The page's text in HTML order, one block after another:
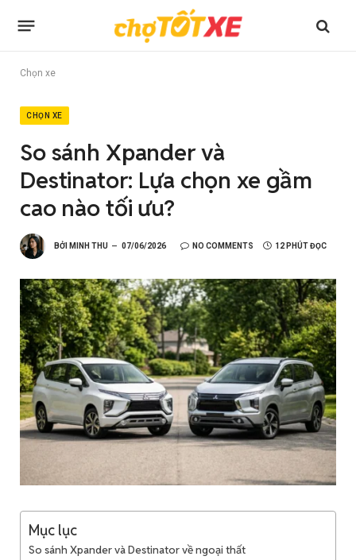
Chọn xe
CHỌN XE
So sánh Xpander và
Destinator: Lựa chọn xe gầm
cao nào tối ưu?
BỞI MINH THU 07/06/2026 NO COMMENTS 12 PHÚT ĐỌC
Mục lục
So sánh Xpander và Destinator về ngoại thất